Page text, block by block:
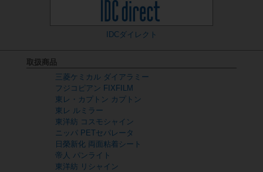
IDCダイレクト
取扱商品
三菱ケミカル ダイアラミー
フジコピアン FIXFILM
東レ・カプトン カプトン
東レ ルミラー
東洋紡 コスモシャイン
ニッパ PETセパレータ
日榮新化 両面粘着シート
帝人 パンライト
東洋紡 リシャイン